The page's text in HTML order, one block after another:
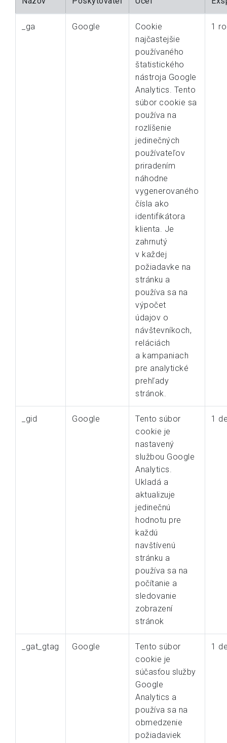
_ga Google
Cookie
najčastejšie
používaného
štatistického
nástroja Google
Analytics. Tento
súbor cookie sa
používa na
rozlíšenie
jedinečných
používateľov
priradením
náhodne
vygenerovaného
čísla ako
identifikátora
klienta. Je
zahrnutý
v každej
požiadavke na
stránku a
používa sa na
výpočet
údajov o
návštevníkoch,
reláciách
a kampaniach
pre analytické
prehľady
stránok.
1
_gid Google
Tento súbor
cookie je
nastavený
službou Google
Analytics.
Ukladá a
aktualizuje
jedinečnú
hodnotu pre
každú
navštívenú
stránku a
používa sa na
počítanie a
sledovanie
zobrazení
stránok
1
_gat_gtag Google
Tento súbor
cookie je
súčasťou služby
Google
Analytics a
používa sa na
obmedzenie
požiadaviek
1